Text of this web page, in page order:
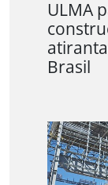
ULMA
Brasil